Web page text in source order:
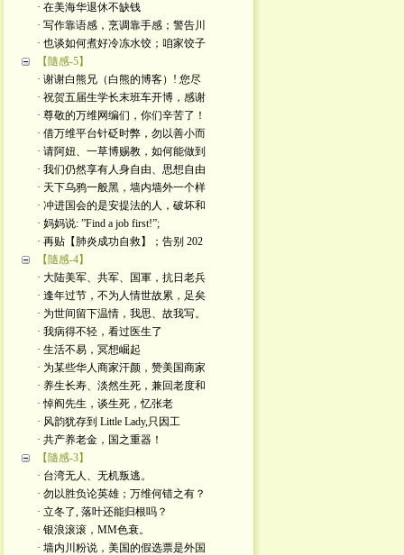
· 在美海华退休不缺钱
· 写作靠语感，烹调靠手感；警告川
· 也谈如何煮好冷冻水饺；咱家饺子
【隨感-5】
· 谢谢白熊兄（白熊的博客）! 您尽
· 祝贺五届生学长末班车开博，感谢
· 尊敬的万维网编们，你们辛苦了！
· 借万维平台针砭时弊，勿以善小而
· 请阿妞、一草博赐教，如何能做到
· 我们仍然享有人身自由、思想自由
· 天下乌鸦一般黑，墙内墙外一个样
· 冲进国会的是安提法的人，破坏和
· 妈妈说: ”Find a job first!”;
· 再贴【肺炎成功自救】；告别 202
【隨感-4】
· 大陆美军、共军、国軍，抗日老兵
· 逢年过节，不为人情世故累，足矣
· 为世间留下温情，我思、故我写。
· 我病得不轻，看过医生了
· 生活不易，冥想崛起
· 为某些华人商家汗颜，赞美国商家
· 养生长寿、淡然生死，兼回老度和
· 悼阎先生，谈生死，忆张老
· 风韵犹存到 Little Lady,只因工
· 共产养老金，国之重器！
【隨感-3】
· 台湾无人、无机叛逃。
· 勿以胜负论英雄；万维何错之有？
· 立冬了, 落叶还能归根吗？
· 银浪滚滚，MM色衰。
· 墙内川粉说，美国的假选票是外国